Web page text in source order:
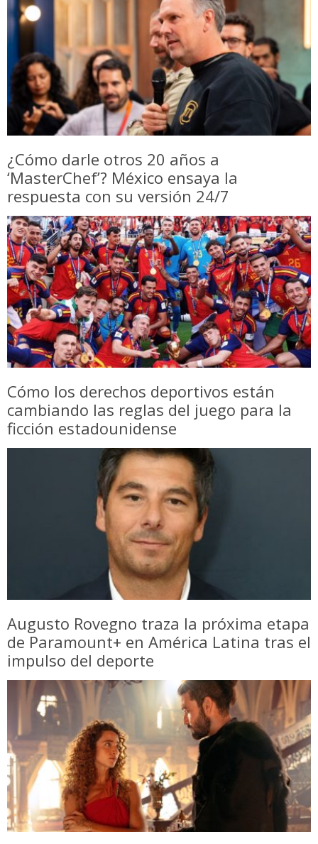
¿Cómo darle otros 20 años a
‘MasterChef’? México ensaya la
respuesta con su versión 24/7
Cómo los derechos deportivos están
cambiando las reglas del juego para la
ficción estadounidense
Augusto Rovegno traza la próxima etapa
de Paramount+ en América Latina tras el
impulso del deporte